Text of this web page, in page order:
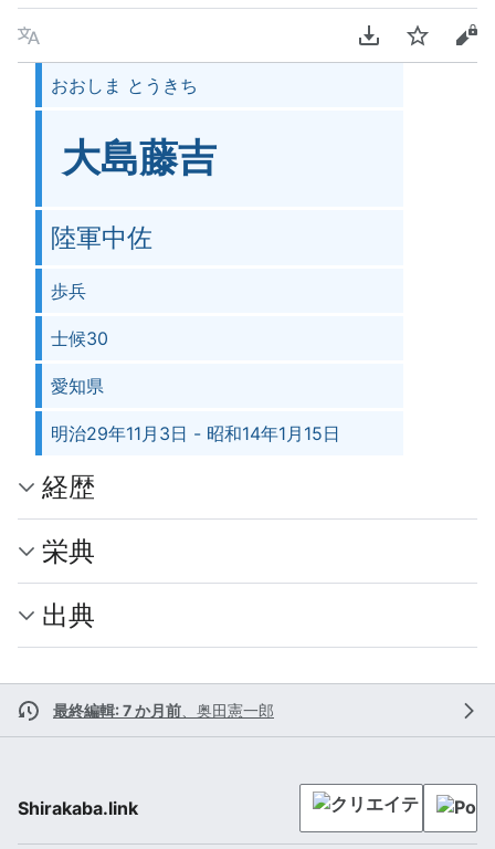
言語 PDFをダウンロ
ウォッチソ
おおしま とうきち
大島藤吉
陸軍中佐
歩兵
士候30
愛知県
明治29年11月3日 - 昭和14年1月15日
経歴
栄典
出典
最終編輯: 7 か月前 奥田憲一郎
Shirakaba.link